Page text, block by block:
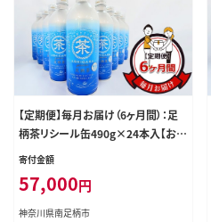
【定期便】毎月お届け（6ヶ月間）：足
柄茶リシール缶490g×24本入【お茶
足柄茶 神奈川県 南足柄市 】
寄付金額
57,000円
神奈川県南足柄市